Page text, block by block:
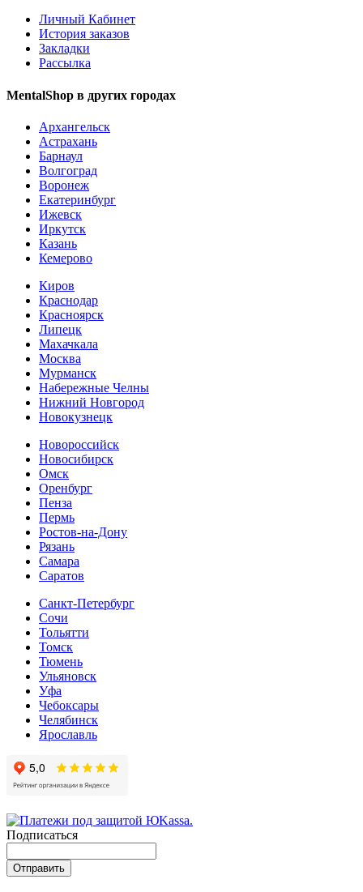
Личный Кабинет
История заказов
Закладки
Рассылка
MentalShop в других городах
Архангельск
Астрахань
Барнаул
Волгоград
Воронеж
Екатеринбург
Ижевск
Иркутск
Казань
Кемерово
Киров
Краснодар
Красноярск
Липецк
Махачкала
Москва
Мурманск
Набережные Челны
Нижний Новгород
Новокузнецк
Новороссийск
Новосибирск
Омск
Оренбург
Пенза
Пермь
Ростов-на-Дону
Рязань
Самара
Cаратов
Санкт-Петербург
Сочи
Тольятти
Томск
Тюмень
Ульяновск
Уфа
Чебоксары
Челябинск
Ярославль
Подписаться
Отправить